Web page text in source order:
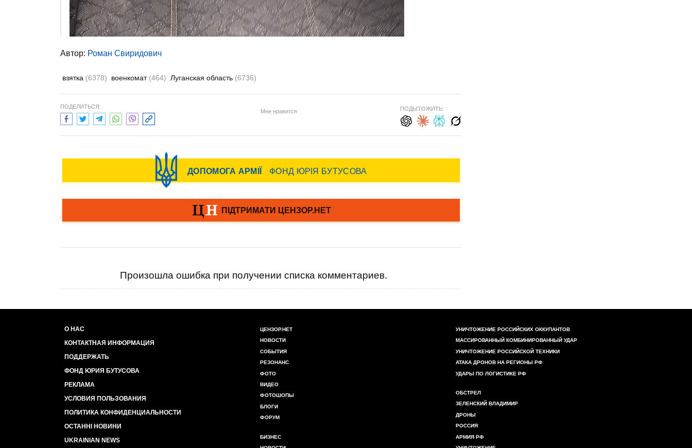
Автор: Роман Свиридович
взятка (6378) военкомат (464) Луганская область (6736)
ПОДЕЛИТЬСЯ:
Мне нравится ПОДЫТОЖИТЬ:
Произошла ошибка при получении списка комментариев.
О НАС
КОНТАКТНАЯ ИНФОРМАЦИЯ
ПОДДЕРЖАТЬ
ФОНД ЮРИЯ БУТУСОВА
РЕКЛАМА
УСЛОВИЯ ПОЛЬЗОВАНИЯ
ПОЛИТИКА КОНФИДЕНЦИАЛЬНОСТИ
ОСТАННІ НОВИНИ
UKRAINIAN NEWS
ЦЕНЗОР.НЕТ
НОВОСТИ
СОБЫТИЯ
РЕЗОНАНС
ФОТО
ВИДЕО
ФОТОШОПЫ
БЛОГИ
ФОРУМ
БИЗНЕС
УНИЧТОЖЕНИЕ РОССИЙСКИХ ОККУПАНТОВ
МАССИРОВАННЫЙ КОМБИНИРОВАННЫЙ УДАР
УНИЧТОЖЕНИЕ РОССИЙСКОЙ ТЕХНИКИ
АТАКА ДРОНОВ НА РЕГИОНЫ РФ
УДАРЫ ПО ЛОГИСТИКЕ РФ
ОБСТРЕЛ
ЗЕЛЕНСКИЙ ВЛАДИМИР
ДРОНЫ
РОССИЯ
АРМИЯ РФ